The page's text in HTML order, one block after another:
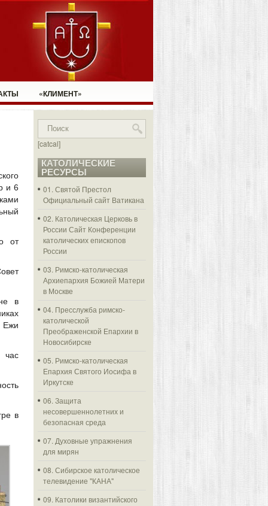
«КЛИМЕНТ»
и 6
от
в
Ежи
час
в
[catcal]
КАТОЛИЧЕСКИЕ
РЕСУРСЫ
01. Святой Престол
Официальный сайт Ватикана
02. Католическая Церковь в
России Сайт Конференции
католических епископов
России
03. Римско-католическая
Архиепархия Божией Матери
в Москве
04. Пресслужба римско-
католической
Преображенской Епархии в
Новосибирске
05. Римско-католическая
Епархия Святого Иосифа в
Иркутске
06. Защита
несовершеннолетних и
безопасная среда
07. Духовные упражнения
для мирян
08. Сибирское католическое
телевидение "КАНА"
09. Католики византийского